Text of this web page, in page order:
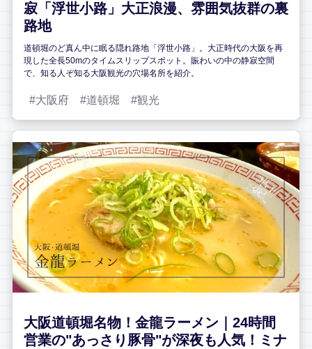
寂「浮世小路」大正浪漫、雰囲気抜群の裏
路地
道頓堀のど真ん中に眠る隠れ路地「浮世小路」。大正時代の大阪を再
現した全長50mのタイムスリップスポット。賑わいの中の静寂空間
で、知る人ぞ知る大阪観光の穴場名所を紹介。
大阪府 道頓堀 観光
大阪道頓堀名物！金龍ラーメン｜24時間
営業の"あっさり豚骨"が深夜も人気！ミナ